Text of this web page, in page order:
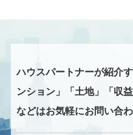
ハウスパートナーが紹介
ンション」「土地」「収益
などはお気軽にお問い合わ